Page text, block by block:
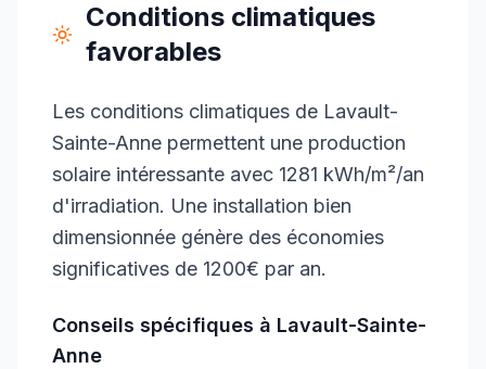
Conditions climatiques
favorables
Les conditions climatiques de Lavault-
Sainte-Anne permettent une production
solaire intéressante avec 1281 kWh/m²/an
d'irradiation. Une installation bien
dimensionnée génère des économies
significatives de 1200€ par an.
Conseils spécifiques à Lavault-Sainte-
Anne